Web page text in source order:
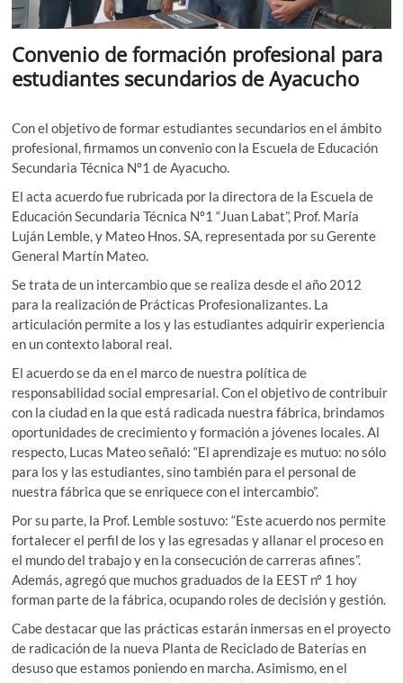
Convenio de formación profesional para
estudiantes secundarios de Ayacucho
Con el objetivo de formar estudiantes secundarios en el ámbito
profesional, firmamos un convenio con la Escuela de Educación
Secundaria Técnica Nº1 de Ayacucho.
El acta acuerdo fue rubricada por la directora de la Escuela de
Educación Secundaria Técnica Nº1 “Juan Labat”, Prof. María
Luján Lemble, y Mateo Hnos. SA, representada por su Gerente
General Martín Mateo.
Se trata de un intercambio que se realiza desde el año 2012
para la realización de Prácticas Profesionalizantes. La
articulación permite a los y las estudiantes adquirir experiencia
en un contexto laboral real.
El acuerdo se da en el marco de nuestra política de
responsabilidad social empresarial. Con el objetivo de contribuir
con la ciudad en la que está radicada nuestra fábrica, brindamos
oportunidades de crecimiento y formación a jóvenes locales. Al
respecto, Lucas Mateo señaló: “El aprendizaje es mutuo: no sólo
para los y las estudiantes, sino también para el personal de
nuestra fábrica que se enriquece con el intercambio”.
Por su parte, la Prof. Lemble sostuvo: “Este acuerdo nos permite
fortalecer el perfil de los y las egresadas y allanar el proceso en
el mundo del trabajo y en la consecución de carreras afines”.
Además, agregó que muchos graduados de la EEST nº 1 hoy
forman parte de la fábrica, ocupando roles de decisión y gestión.
Cabe destacar que las prácticas estarán inmersas en el proyecto
de radicación de la nueva Planta de Reciclado de Baterías en
desuso que estamos poniendo en marcha. Asimismo, en el